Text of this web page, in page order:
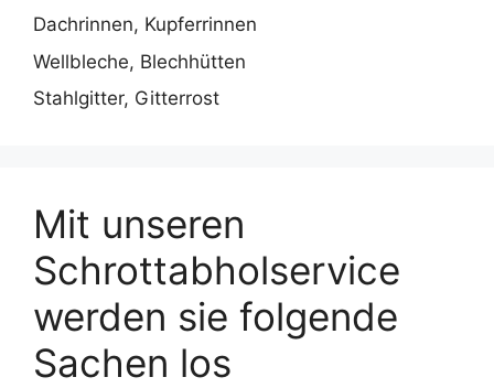
Dachrinnen, Kupferrinnen
Wellbleche, Blechhütten
Stahlgitter, Gitterrost
Mit unseren
Schrottabholservice
werden sie folgende
Sachen los